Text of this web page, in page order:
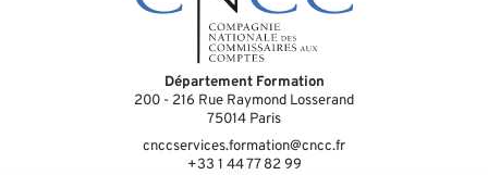
Département Formation
200 - 216 Rue Raymond Losserand
75014 Paris
cnccservices.formation@cncc.fr
+33 1 44 77 82 99